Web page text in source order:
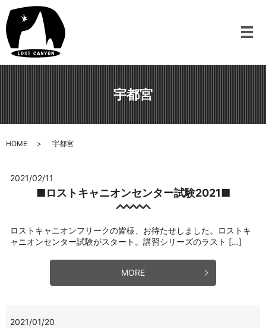
メ
宇都宮
HOME 宇都宮
2021/02/11
■ロストキャニオンセンター試験2021■
ロストキャニオンフリークの皆様、お待たせしました。ロストキ
ャニオンセンター試験がスタート。講習シリーズのラスト […]
MORE
2021/01/20